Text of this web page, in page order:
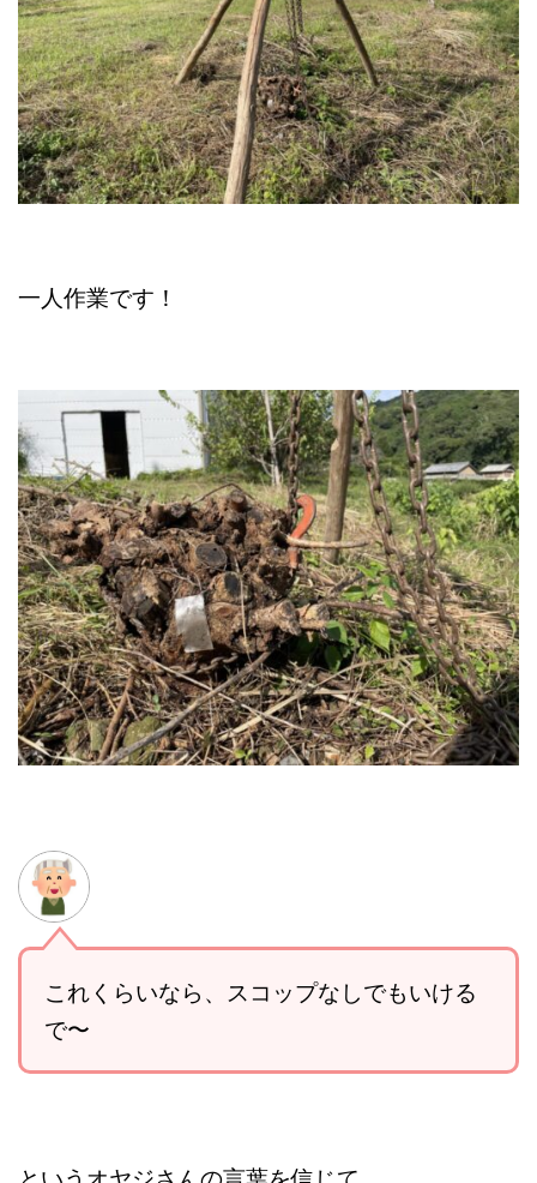
一人作業です！
これくらいなら、スコップなしでもいける
で〜
というオヤジさんの言葉を信じて